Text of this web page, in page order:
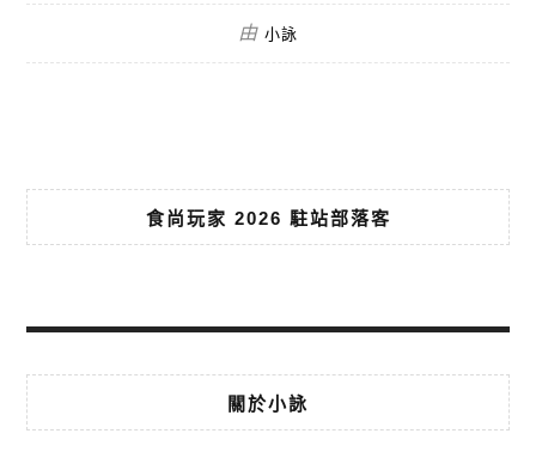
由 小詠
食尚玩家 2026 駐站部落客
關於小詠